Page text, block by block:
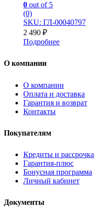
0 out of 5
(0)
SKU: ГЛ-00040797
2 490 ₽
Подробнее
О компании
О компании
Оплата и доставка
Гарантия и возврат
Контакты
Покупателям
Кредиты и рассрочка
Гарантия-плюс
Бонусная программа
Личный кабинет
Документы